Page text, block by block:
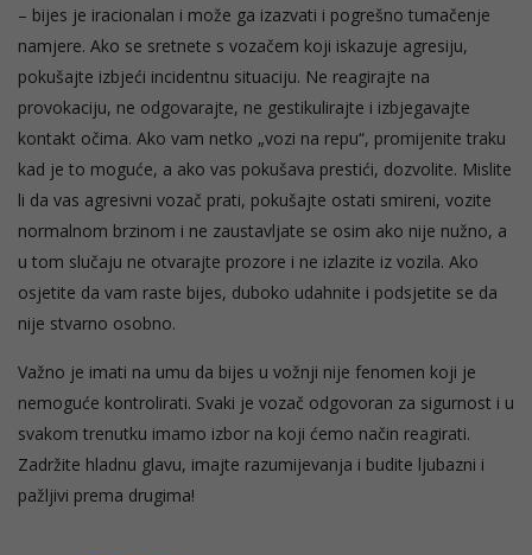
– bijes je iracionalan i može ga izazvati i pogrešno tumačenje
namjere. Ako se sretnete s vozačem koji iskazuje agresiju,
pokušajte izbjeći incidentnu situaciju. Ne reagirajte na
provokaciju, ne odgovarajte, ne gestikulirajte i izbjegavajte
kontakt očima. Ako vam netko „vozi na repu“, promijenite traku
kad je to moguće, a ako vas pokušava prestići, dozvolite. Mislite
li da vas agresivni vozač prati, pokušajte ostati smireni, vozite
normalnom brzinom i ne zaustavljate se osim ako nije nužno, a
u tom slučaju ne otvarajte prozore i ne izlazite iz vozila. Ako
osjetite da vam raste bijes, duboko udahnite i podsjetite se da
nije stvarno osobno.
Važno je imati na umu da bijes u vožnji nije fenomen koji je
nemoguće kontrolirati. Svaki je vozač odgovoran za sigurnost i u
svakom trenutku imamo izbor na koji ćemo način reagirati.
Zadržite hladnu glavu, imajte razumijevanja i budite ljubazni i
pažljivi prema drugima!